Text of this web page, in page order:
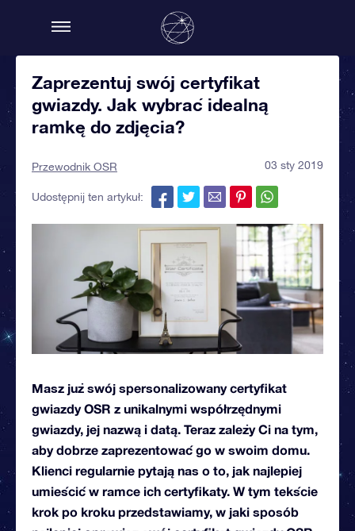
Zaprezentuj swój certyfikat
gwiazdy. Jak wybrać idealną
ramkę do zdjęcia?
Przewodnik OSR 03 sty 2019
Udostępnij ten artykuł:
Masz już swój spersonalizowany certyfikat
gwiazdy OSR z unikalnymi współrzędnymi
gwiazdy, jej nazwą i datą. Teraz zależy Ci na tym,
aby dobrze zaprezentować go w swoim domu.
Klienci regularnie pytają nas o to, jak najlepiej
umieścić w ramce ich certyfikaty. W tym tekście
krok po kroku przedstawiamy, w jaki sposób